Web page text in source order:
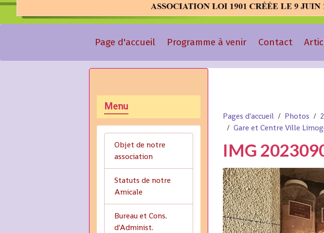
Page d'accueil Programme à venir Contact
Pages d'accueil Photos
Gare et Centre Ville
IMG
Menu
Objet de notre
association
Statuts de notre
Amicale
Bureau et Cons.
d'Administ.